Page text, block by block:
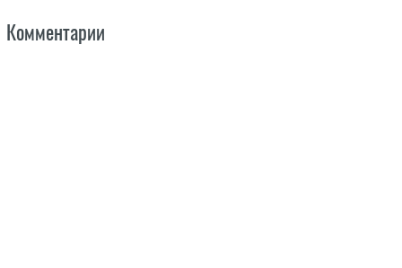
Комментарии